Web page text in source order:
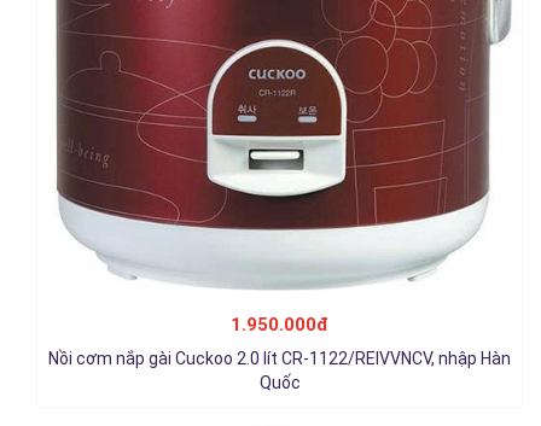
1.950.000đ
Nồi cơm nắp gài Cuckoo 2.0 lít CR-1122/REIVVNCV, nhập Hàn
Quốc
Nồi cơm điện cơ Cuckoo 2.0 lít CR-1190/SIWHVNCV, nhập Hàn
Quốc
Chi tiết